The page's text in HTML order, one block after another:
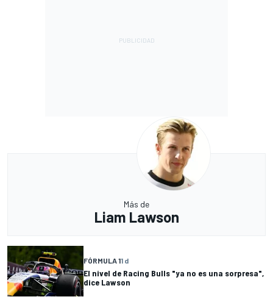
Más de
Liam Lawson
FÓRMULA 11 d
El nivel de Racing Bulls "ya no es una sorpresa",
dice Lawson